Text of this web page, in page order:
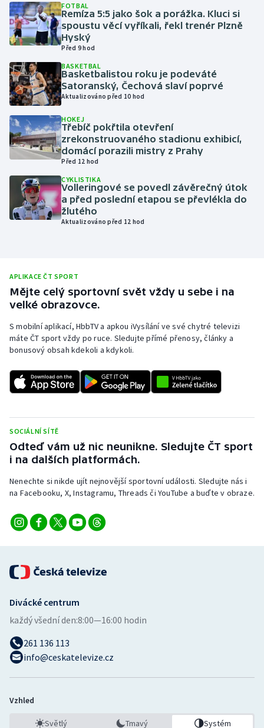
Jezdectví
Judo
Krasobruslení
Lezení
Lyže a snowboard
Moderní pětiboj
Motorsport
Olympijské hry
Plavání
Plážový volejbal
Ragby
Rychlobruslení
Rychlostní kanoistika
Short track
Sportovní střelba
Veslování
Ostatní
FOTBAL
Remíza 5:5 jako šok a porážka. Kluci si
spoustu věcí vyříkali, řekl trenér Plzně
Hyský
Před 9 hod
BASKETBAL
Basketbalistou roku je podeváté
Satoranský, Čechová slaví poprvé
Aktualizováno před 10 hod
HOKEJ
Třebíč pokřtila otevření
zrekonstruovaného stadionu exhibicí,
domácí porazili mistry z Prahy
Před 12 hod
CYKLISTIKA
Volleringové se povedl závěrečný útok
a před poslední etapou se převlékla do
žlutého
Aktualizováno před 12 hod
APLIKACE ČT SPORT
Mějte celý sportovní svět vždy u sebe i na
velké obrazovce.
S mobilní aplikací, HbbTV a apkou iVysílání ve své chytré televizi
máte ČT sport vždy po ruce. Sledujte přímé přenosy, články a
bonusový obsah kdekoli a kdykoli.
SOCIÁLNÍ SÍTĚ
Odteď vám už nic neunikne. Sledujte ČT sport
i na dalších platformách.
Nenechte si nikde ujít nejnovější sportovní události. Sledujte nás i
na Facebooku, X, Instagramu, Threads či YouTube a buďte v obraze.
Divácké centrum
každý všední den:8:00—16:00 hodin
261 136 113
info@ceskatelevize.cz
Vzhled
Světlý Tmavý Systém